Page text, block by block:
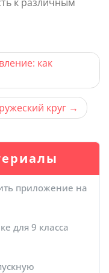
как
круг
приложение на
для 9 класса